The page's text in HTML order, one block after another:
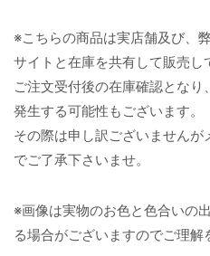
※こちらの商品は実店舗及び、
サイトと在庫を共有して販売し
ご注文受付後の在庫確認とな
発生する可能性もございます。
その際は申し訳ございません
でご了承下さいませ。
※画像は実物のお色と色合いの
る場合がございますのでご理解